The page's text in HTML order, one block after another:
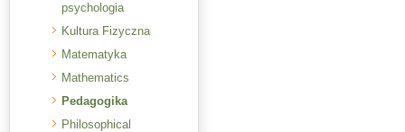
psychologia
Kultura Fizyczna
Matematyka
Mathematics
Pedagogika
Philosophical